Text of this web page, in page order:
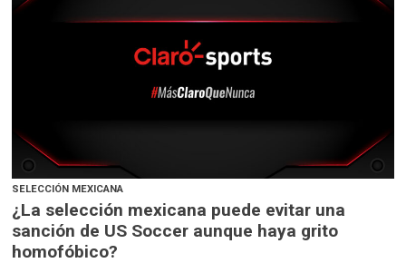
SELECCIÓN MEXICANA
¿La selección mexicana puede evitar una
sanción de US Soccer aunque haya grito
homofóbico?